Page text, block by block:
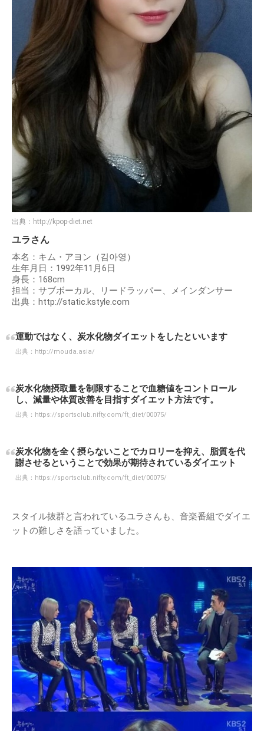
出典： http://kpop-diet.net
ユラさん
本名：キム・アヨン（김아영）
生年月日：1992年11月6日
身長：168cm
担当：サブボーカル、リードラッパー、メインダンサー
出典：http://static.kstyle.com
運動ではなく、炭水化物ダイエットをしたといいます
出典： http://mouda.asia/
炭水化物摂取量を制限することで血糖値をコントロール
し、減量や体質改善を目指すダイエット方法です。
出典： https://sportsclub.nifty.com/ft_diet/00075/
炭水化物を全く摂らないことでカロリーを抑え、脂質を代
謝させるということで効果が期待されているダイエット
出典： https://sportsclub.nifty.com/ft_diet/00075/
スタイル抜群と言われているユラさんも、音楽番組でダイエ
ットの難しさを語っていました。